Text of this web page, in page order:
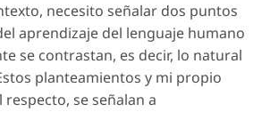
necesito señalar dos puntos
aprendizaje del lenguaje humano
se contrastan, es decir, lo natural
planteamientos y mi propio
se señalan a